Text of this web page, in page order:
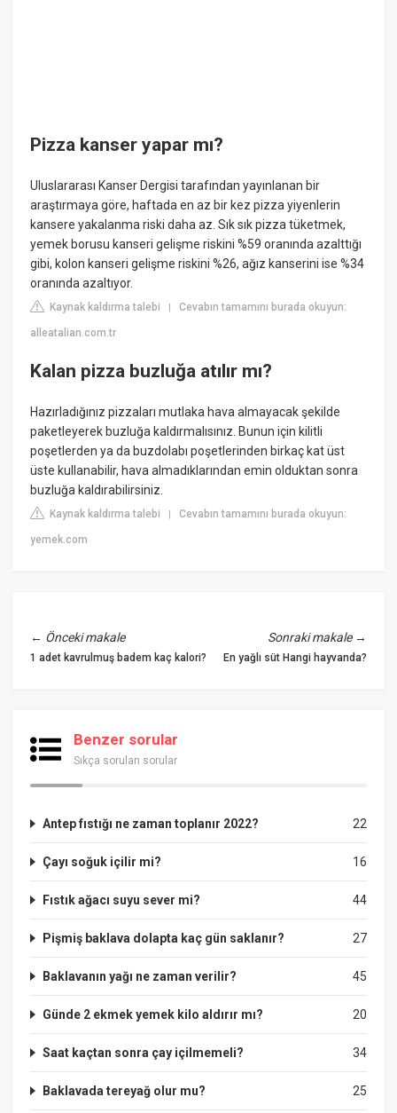
Pizza kanser yapar mı?
Uluslararası Kanser Dergisi tarafından yayınlanan bir
araştırmaya göre, haftada en az bir kez pizza yiyenlerin
kansere yakalanma riski daha az. Sık sık pizza tüketmek,
yemek borusu kanseri gelişme riskini %59 oranında azalttığı
gibi, kolon kanseri gelişme riskini %26, ağız kanserini ise %34
oranında azaltıyor.
Kaynak kaldırma talebi |Cevabın tamamını burada okuyun:
alleatalian.com.tr
Kalan pizza buzluğa atılır mı?
Hazırladığınız pizzaları mutlaka hava almayacak şekilde
paketleyerek buzluğa kaldırmalısınız. Bunun için kilitli
poşetlerden ya da buzdolabı poşetlerinden birkaç kat üst
üste kullanabilir, hava almadıklarından emin olduktan sonra
buzluğa kaldırabilirsiniz.
Kaynak kaldırma talebi |Cevabın tamamını burada okuyun:
yemek.com
← Önceki makale
1 adet kavrulmuş badem kaç kalori?
Sonraki makale→
En yağlı süt Hangi hayvanda?
Benzer sorular
Sıkça sorulan sorular
22
Antep fıstığı ne zaman toplanır 2022?
16
Çayı soğuk içilir mi?
44
Fıstık ağacı suyu sever mi?
27
Pişmiş baklava dolapta kaç gün saklanır?
45
Baklavanın yağı ne zaman verilir?
20
Günde 2 ekmek yemek kilo aldırır mı?
34
Saat kaçtan sonra çay içilmemeli?
25
Baklavada tereyağ olur mu?